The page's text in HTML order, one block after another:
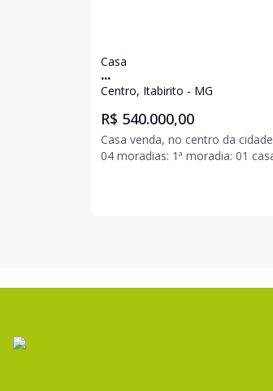
Casa
...
Centro, Itabirito - MG
R$ 540.000,00
Casa venda, no centro da
04 moradias: 1ª moradia: 01 casa no centro da cidade,
serviço, terraço e 01 vaga de